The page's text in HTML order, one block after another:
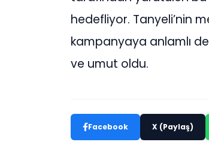
hedefliyor. Tanyeli’nin
kampanyaya anlamlı
ve umut oldu.
Facebook X (Paylaş)